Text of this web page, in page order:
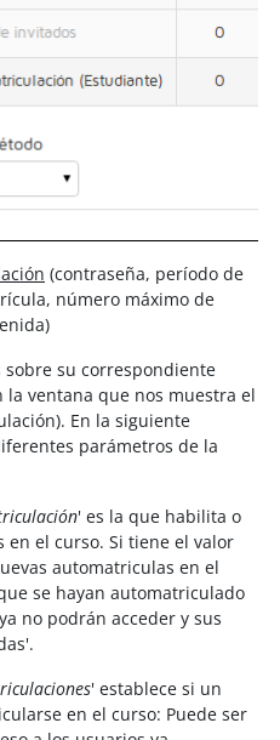
(contraseña, período de
número máximo de
sobre su correspondiente
la ventana que nos muestra el
En la siguiente
parámetros de la
' es la que habilita o
el curso. Si tiene el valor
automatriculas en el
se hayan automatriculado
no podrán acceder y sus
' establece si un
en el curso: Puede ser